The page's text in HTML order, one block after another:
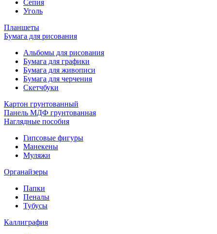
Сепия
Уголь
Планшеты
Бумага для рисования
Альбомы для рисования
Бумага для графики
Бумага для живописи
Бумага для черчения
Скетчбуки
Картон грунтованный
Панель МДФ грунтованная
Наглядные пособия
Гипсовые фигуры
Манекены
Муляжи
Органайзеры
Папки
Пеналы
Тубусы
Каллиграфия